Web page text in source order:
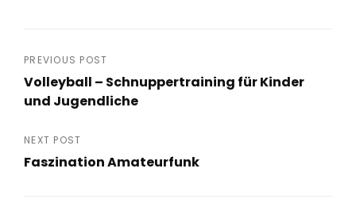
Beitragsnavigation
PREVIOUS POST
Volleyball – Schnuppertraining für Kinder
und Jugendliche
Post
NEXT POST
Faszination Amateurfunk